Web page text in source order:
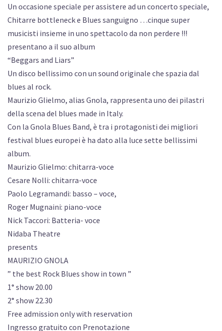
Un occasione speciale per assistere ad un concerto speciale,
Chitarre bottleneck e Blues sanguigno …cinque super
musicisti insieme in uno spettacolo da non perdere !!!
presentano a il suo album
“Beggars and Liars”
Un disco bellissimo con un sound originale che spazia dal
blues al rock.
Maurizio Glielmo, alias Gnola, rappresenta uno dei pilastri
della scena del blues made in Italy.
Con la Gnola Blues Band, è tra i protagonisti dei migliori
festival blues europei è ha dato alla luce sette bellissimi
album.
Maurizio Glielmo: chitarra-voce
Cesare Nolli: chitarra-voce
Paolo Legramandi: basso – voce,
Roger Mugnaini: piano-voce
Nick Taccori: Batteria- voce
Nidaba Theatre
presents
MAURIZIO GNOLA
” the best Rock Blues show in town ”
1° show 20.00
2° show 22.30
Free admission only with reservation
Ingresso gratuito con Prenotazione